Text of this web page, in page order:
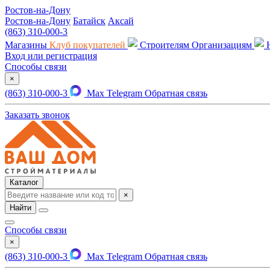
Ростов-на-Дону
Ростов-на-Дону Батайск Аксай
(863) 310-000-3
Магазины Клуб покупателей Строителям Организациям
Вход или регистрация
Способы связи
×
(863) 310-000-3 Max Telegram Обратная связь
Заказать звонок
Каталог
×
Найти
Способы связи
×
(863) 310-000-3 Max Telegram Обратная связь